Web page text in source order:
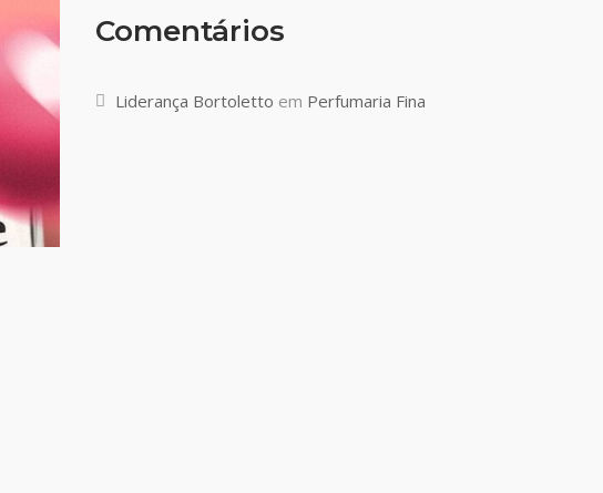
Comentários
Liderança Bortoletto em Perfumaria Fina